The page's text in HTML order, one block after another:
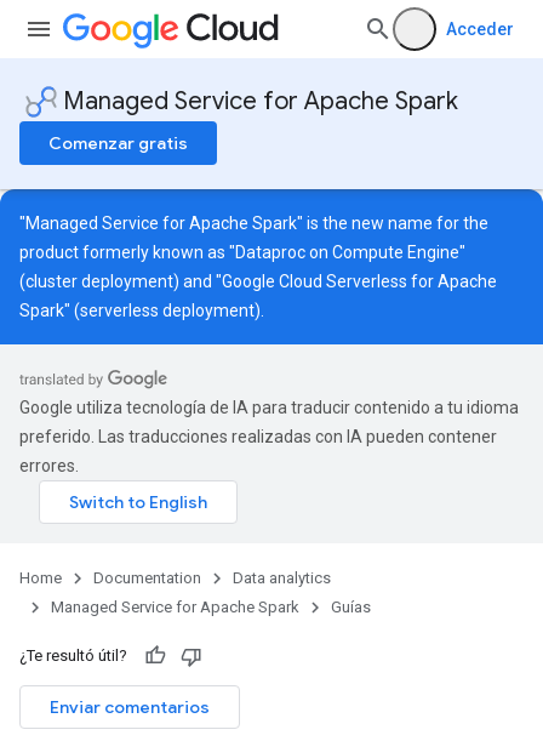
Acceder
Managed Service for Apache Spark
Comenzar gratis
"Managed Service for Apache Spark" is the new name for the
product formerly known as "Dataproc on Compute Engine"
(cluster deployment) and "Google Cloud Serverless for Apache
Spark" (serverless deployment).
Google utiliza tecnología de IA para traducir contenido a tu idioma
preferido. Las traducciones realizadas con IA pueden contener
errores.
Home Documentation
Data analytics
Managed Service for Apache Spark
Guías
¿Te resultó útil?
Enviar comentarios